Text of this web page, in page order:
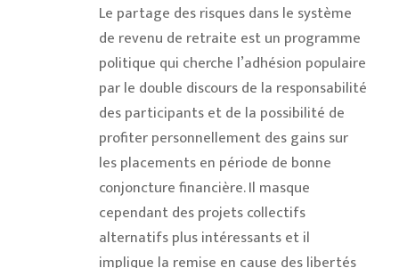
Le partage des risques dans le système
de revenu de retraite est un programme
politique qui cherche l’adhésion populaire
par le double discours de la responsabilité
des participants et de la possibilité de
profiter personnellement des gains sur
les placements en période de bonne
conjoncture financière. Il masque
cependant des projets collectifs
alternatifs plus intéressants et il
implique la remise en cause des libertés